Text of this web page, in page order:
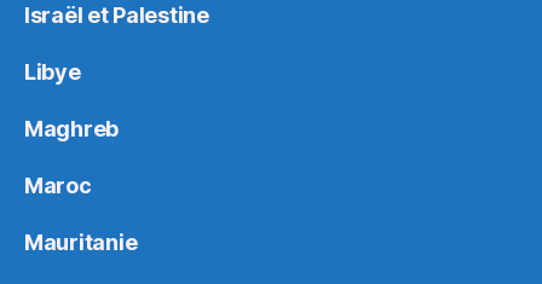
Israël et Palestine
Libye
Maghreb
Maroc
Mauritanie